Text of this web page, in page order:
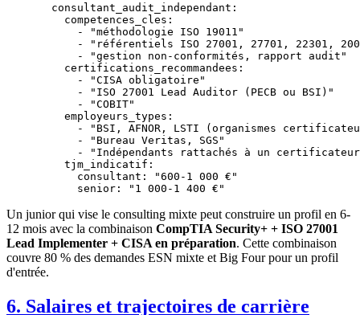
  consultant_audit_independant
:
    competences_cles
:
      -
"méthodologie ISO 19011"
      -
"référentiels ISO 27001, 27701, 22301,
      -
"gestion non-conformités, rapport audit"
    certifications_recommandees
:
      -
"CISA obligatoire"
      -
"ISO 27001 Lead Auditor (PECB ou BSI)"
      -
"COBIT"
    employeurs_types
:
      -
"BSI, AFNOR, LSTI (organismes
      -
"Bureau Veritas, SGS"
      -
"Indépendants rattachés à un
    tjm_indicatif
:
      consultant
:
"600-1 000 €"
      senior
: "1 000-1 400 €"
Un junior qui vise le consulting mixte peut construire un profil en 6-
12 mois avec la combinaison CompTIA Security+ + ISO 27001
Lead Implementer + CISA en préparation. Cette combinaison
couvre 80 % des demandes ESN mixte et Big Four pour un profil
d'entrée.
6. Salaires et trajectoires de carrière